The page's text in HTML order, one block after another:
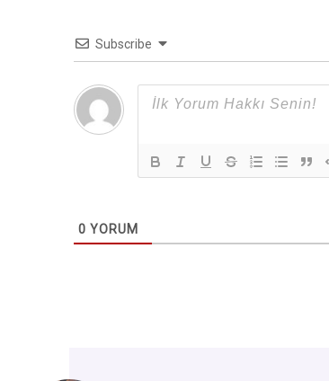
Subscribe
0 YORUM